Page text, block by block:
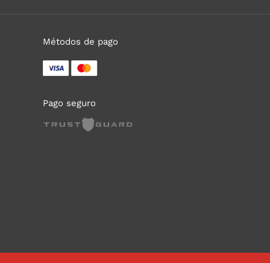
Métodos de pago
Pago seguro